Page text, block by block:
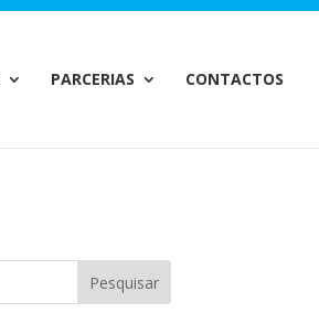
PARCERIAS CONTACTOS